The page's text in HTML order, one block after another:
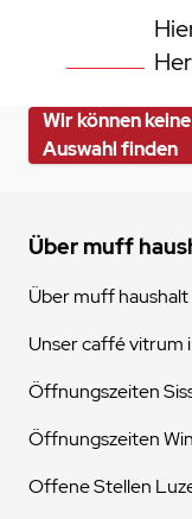
Wir können
Auswahl finden
Über muff
Über muff haushalt
Unser caffé vitrum
Öffnungszeiten
Öffnungszeiten
Offene Stellen